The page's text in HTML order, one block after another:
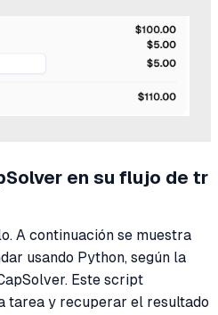
en su flujo de tr
A continuación se muestra
usando Python, según la
Este script
tarea y recuperar el resultado